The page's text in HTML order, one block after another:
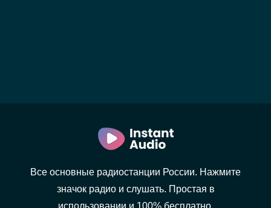
Все основные радиостанции России. Нажмите
значок радио и слушать. Простая в
использовании и 100% бесплатно.